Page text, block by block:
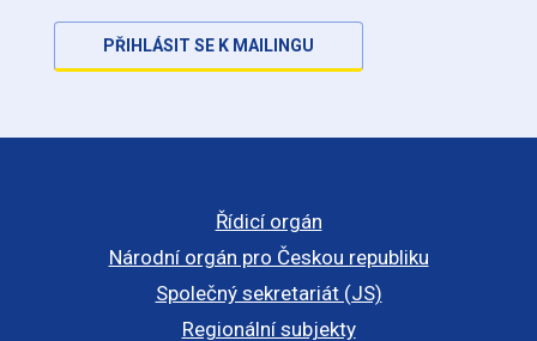
PŘIHLÁSIT SE K MAILINGU
Řídicí orgán
Národní orgán pro Českou republiku
Společný sekretariát (JS)
Regionální subjekty